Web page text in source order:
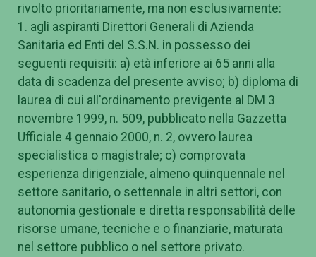
rivolto prioritariamente, ma non esclusivamente:
1. agli aspiranti Direttori Generali di Azienda
Sanitaria ed Enti del S.S.N. in possesso dei
seguenti requisiti: a) età inferiore ai 65 anni alla
data di scadenza del presente avviso; b) diploma di
laurea di cui all'ordinamento previgente al DM 3
novembre 1999, n. 509, pubblicato nella Gazzetta
Ufficiale 4 gennaio 2000, n. 2, ovvero laurea
specialistica o magistrale; c) comprovata
esperienza dirigenziale, almeno quinquennale nel
settore sanitario, o settennale in altri settori, con
autonomia gestionale e diretta responsabilità delle
risorse umane, tecniche e o finanziarie, maturata
nel settore pubblico o nel settore privato.